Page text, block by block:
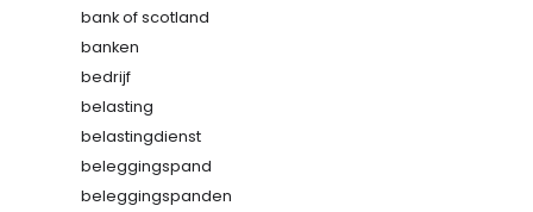
bank of scotland
banken
bedrijf
belasting
belastingdienst
beleggingspand
beleggingspanden